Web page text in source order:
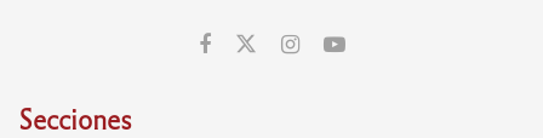
Secciones